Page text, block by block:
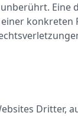
Eine
konkreten
Dritter,